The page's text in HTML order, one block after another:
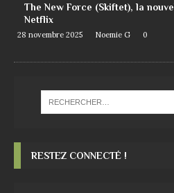
The New Force (Skiftet), la
Netflix
28 novembre 2025 Noemie G 0
RESTEZ CONNECTÉ !